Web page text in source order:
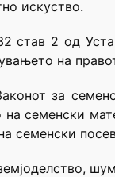
искуство.
став 2 од
на
за
на семенски
семенски